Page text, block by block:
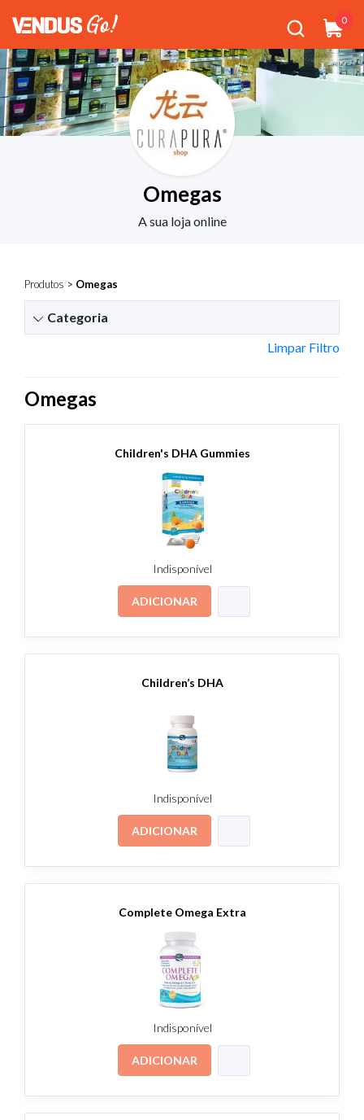
0
Omegas
A sua loja online
Produtos > Omegas
Categoria
Limpar Filtro
Omegas
Children's DHA Gummies
Indisponível
ADICIONAR
Children’s DHA
Indisponível
ADICIONAR
Complete Omega Extra
Indisponível
ADICIONAR